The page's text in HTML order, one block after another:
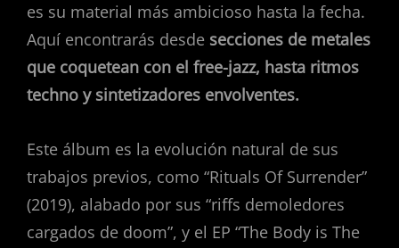
es su material más ambicioso hasta la fecha.
Aquí encontrarás desde secciones de metales
que coquetean con el free-jazz, hasta ritmos
techno y sintetizadores envolventes.
Este álbum es la evolución natural de sus
trabajos previos, como “Rituals Of Surrender”
(2019), alabado por sus “riffs demoledores
cargados de doom”, y el EP “The Body is The